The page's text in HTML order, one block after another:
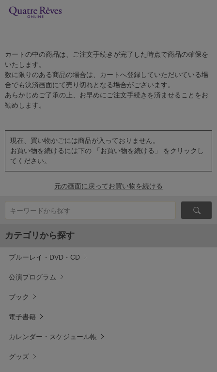
カートの中の商品は、ご注文手続きが完了した時点で商品の確保を
いたします。
数に限りのある商品の場合は、カートへ登録していただいている場
合でも決済画面にて売り切れとなる場合がございます。
あらかじめご了承の上、お早めにご注文手続きを済ませることをお
勧めします。
現在、買い物かごには商品が入っておりません。
お買い物を続けるには下の 「お買い物を続ける」 をクリックし
てください。
元の画面に戻ってお買い物を続ける
キーワードから探す
カテゴリから探す
ブルーレイ・DVD・CD
公演プログラム
ブック
電子書籍
カレンダー・スケジュール帳
グッズ